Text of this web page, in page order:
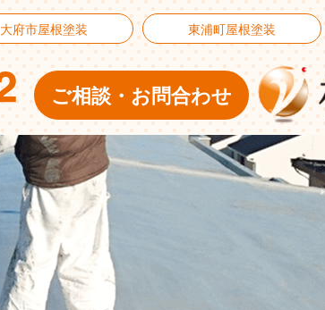
ご相談・お問合わせ
大府市屋根塗装 東浦町屋根塗装